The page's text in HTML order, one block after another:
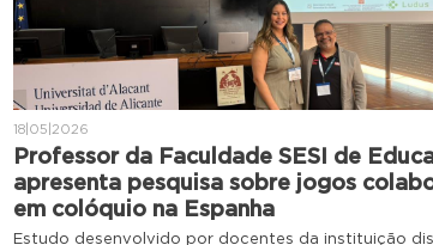
18|05|2026
Professor da Faculdade SESI de
apresenta pesquisa sobre jogos
em colóquio na Espanha
Estudo desenvolvido por docentes da instituição